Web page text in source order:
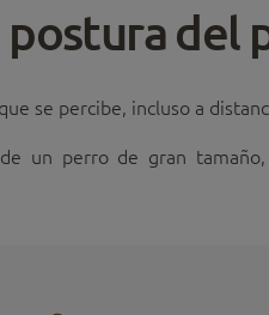
postura del
se percibe, incluso a
un perro de gran